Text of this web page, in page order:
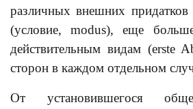
различных внешних придатков
(условие, modus), еще
действительным видам (erste
сторон в каждом отдельном
От установившегося